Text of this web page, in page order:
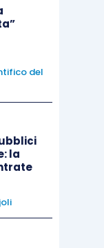
si introduce
dopo
aggressioni
situazione
un minimo di
fronteggiare
del
la